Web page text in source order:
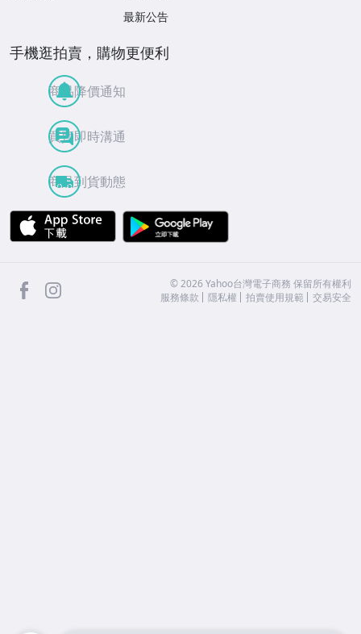
最新公告
手機逛拍賣，購物更便利
商品降價通知
買賣即時溝通
商品到貨動態
APP Store
facebook ©2026 Yahoo台灣電子商務 保留所有權利
服務條款
隱私權 拍賣使用規範 交易安全